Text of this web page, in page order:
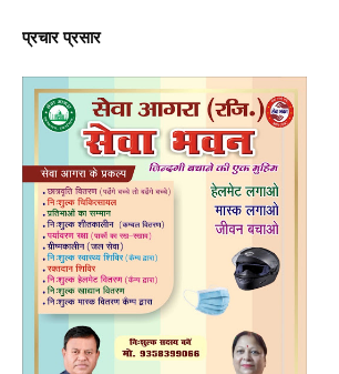
प्रचार प्रसार